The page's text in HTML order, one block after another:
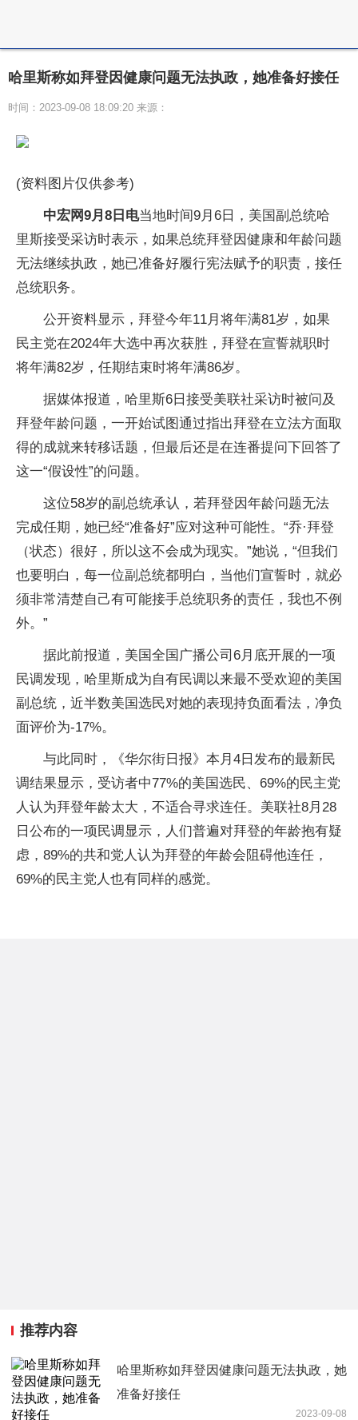
哈里斯称如拜登因健康问题无法执政，她准备好接任
时间：2023-09-08 18:09:20 来源：
(资料图片仅供参考)
中宏网9月8日电当地时间9月6日，美国副总统哈
里斯接受采访时表示，如果总统拜登因健康和年龄问题
无法继续执政，她已准备好履行宪法赋予的职责，接任
总统职务。
公开资料显示，拜登今年11月将年满81岁，如果
民主党在2024年大选中再次获胜，拜登在宣誓就职时
将年满82岁，任期结束时将年满86岁。
据媒体报道，哈里斯6日接受美联社采访时被问及
拜登年龄问题，一开始试图通过指出拜登在立法方面取
得的成就来转移话题，但最后还是在连番提问下回答了
这一“假设性”的问题。
这位58岁的副总统承认，若拜登因年龄问题无法
完成任期，她已经“准备好”应对这种可能性。“乔·拜登
（状态）很好，所以这不会成为现实。”她说，“但我们
也要明白，每一位副总统都明白，当他们宣誓时，就必
须非常清楚自己有可能接手总统职务的责任，我也不例
外。”
据此前报道，美国全国广播公司6月底开展的一项
民调发现，哈里斯成为自有民调以来最不受欢迎的美国
副总统，近半数美国选民对她的表现持负面看法，净负
面评价为-17%。
与此同时，《华尔街日报》本月4日发布的最新民
调结果显示，受访者中77%的美国选民、69%的民主党
人认为拜登年龄太大，不适合寻求连任。美联社8月28
日公布的一项民调显示，人们普遍对拜登的年龄抱有疑
虑，89%的共和党人认为拜登的年龄会阻碍他连任，
69%的民主党人也有同样的感觉。
推荐内容
哈里斯称如拜登因健康问题无法执政，她
准备好接任
2023-09-08